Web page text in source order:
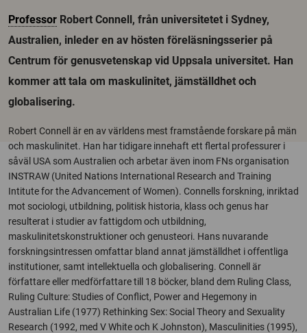
Professor Robert Connell, från universitetet i Sydney,
Australien, inleder en av hösten föreläsningsserier på
Centrum för genusvetenskap vid Uppsala universitet. Han
kommer att tala om maskulinitet, jämställdhet och
globalisering.
Robert Connell är en av världens mest framstående forskare på män
och maskulinitet. Han har tidigare innehaft ett flertal professurer i
såväl USA som Australien och arbetar även inom FNs organisation
INSTRAW (United Nations International Research and Training
Intitute for the Advancement of Women). Connells forskning, inriktad
mot sociologi, utbildning, politisk historia, klass och genus har
resulterat i studier av fattigdom och utbildning,
maskulinitetskonstruktioner och genusteori. Hans nuvarande
forskningsintressen omfattar bland annat jämställdhet i offentliga
institutioner, samt intellektuella och globalisering. Connell är
författare eller medförfattare till 18 böcker, bland dem Ruling Class,
Ruling Culture: Studies of Conflict, Power and Hegemony in
Australian Life (1977) Rethinking Sex: Social Theory and Sexuality
Research (1992, med V White och K Johnston), Masculinities (1995),